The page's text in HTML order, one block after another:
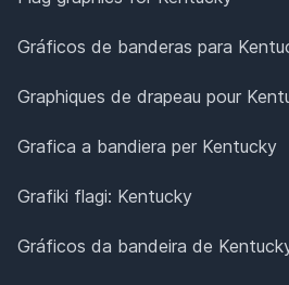
Gráficos de banderas para
Graphiques de drapeau pour
Grafica a bandiera per Kentucky
Grafiki flagi: Kentucky
Gráficos da bandeira de